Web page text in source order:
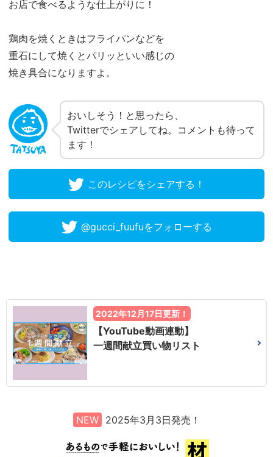
お店で食べるような仕上がりに！
鶏肉を焼くときはフライパンなどを
重石にして焼くとパリッといい感じの
焼き具合になりますよ。
おいしそう！と思ったら、
Twitterでシェアしてね。コメントも待って
ます！
このレシピをシェアする！
@gucci_fuufuをフォローする
2022年12月17日更新！
【YouTube動画連動】
一週間献立買い物リスト
NEW 2025年3月3日発売！